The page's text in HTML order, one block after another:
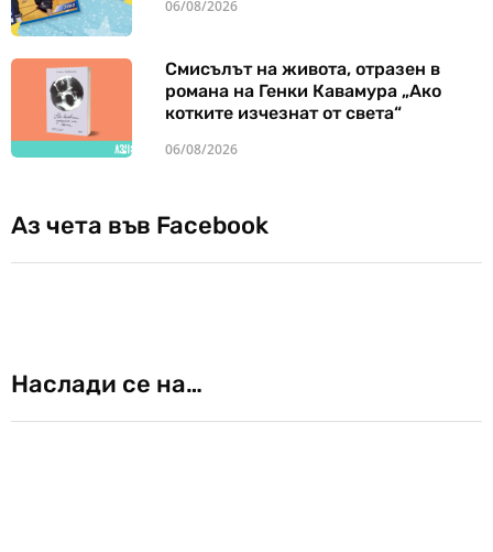
06/08/2026
Смисълът на живота, отразен в
романа на Генки Кавамура „Ако
котките изчезнат от света“
06/08/2026
Аз чета във Facebook
Наслади се на…